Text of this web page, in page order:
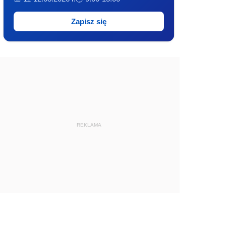
Zapisz się
REKLAMA